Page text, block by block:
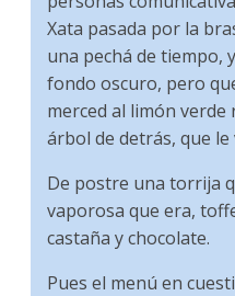
Xata pasada por la
una pechá de tiempo,
fondo oscuro, pero
merced al limón
árbol de detrás, que
De postre una torrija
vaporosa que era,
castaña y chocolate.
Pues el menú en